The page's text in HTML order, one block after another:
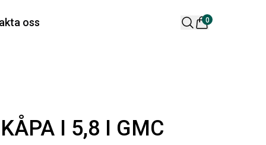
oss 0
är tom
I 5,8 I GMC